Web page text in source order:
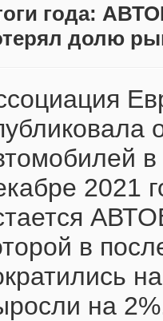
года:
долю
2021
в
на